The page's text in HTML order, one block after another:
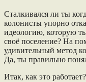
Сталкивался ли ты
колонисты упорно
идеологию, которую
своё поселение? На
удивительный метод
Да, ты правильно
Итак, как это